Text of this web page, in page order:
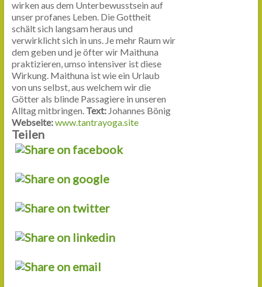
wirken aus dem Unterbewusstsein auf
unser profanes Leben. Die Gottheit
schält sich langsam heraus und
verwirklicht sich in uns. Je mehr Raum wir
dem geben und je öfter wir Maithuna
praktizieren, umso intensiver ist diese
Wirkung. Maithuna ist wie ein Urlaub
von uns selbst, aus welchem wir die
Götter als blinde Passagiere in unseren
Alltag mitbringen. Text: Johannes Bönig
Webseite:www.tantrayoga.site
Teilen